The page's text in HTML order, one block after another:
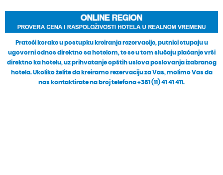
Prateći korake u postupku kreiranja rezervacije, putnici stupaju u
ugovorni odnos direktno sa hotelom, te se u tom slučaju plaćanje vrši
direktno ka hotelu, uz prihvatanje opštih uslova poslovanja izabranog
hotela. Ukoliko želite da kreiramo rezervaciju za Vas, molimo Vas da
nas kontaktirate na broj telefona +381 (11) 41 41 411.